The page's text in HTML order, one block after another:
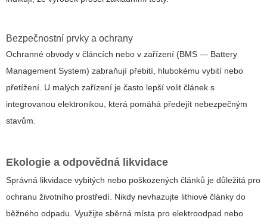
Bezpečnostní prvky a ochrany
Ochranné obvody v článcích nebo v zařízení (BMS — Battery
Management System) zabraňují přebití, hlubokému vybití nebo
přetížení. U malých zařízení je často lepší volit článek s
integrovanou elektronikou, která pomáhá předejít nebezpečným
stavům.
Ekologie a odpovědná likvidace
Správná likvidace vybitých nebo poškozených článků je důležitá pro
ochranu životního prostředí. Nikdy nevhazujte lithiové články do
běžného odpadu. Využijte sběrná místa pro elektroodpad nebo